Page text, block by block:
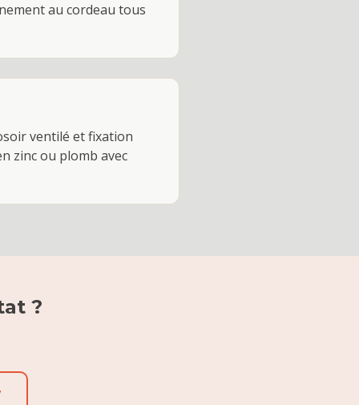
au cordeau tous
ventilé et fixation
zinc ou plomb avec
?